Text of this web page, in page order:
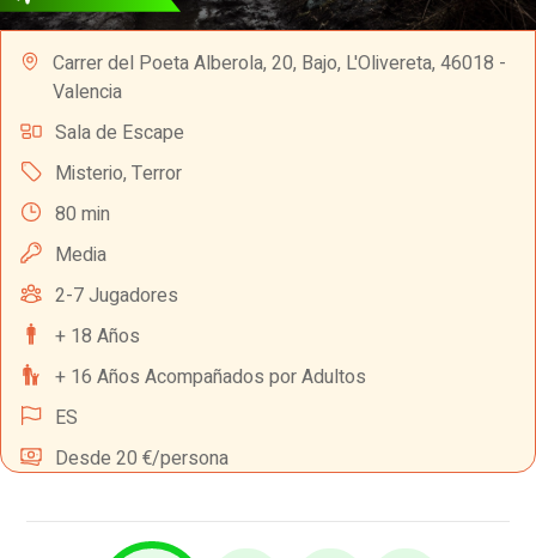
Carrer del Poeta Alberola, 20, Bajo, L'Olivereta, 46018 -
Valencia
Sala de Escape
Misterio, Terror
80 min
Media
2-7 Jugadores
+ 18 Años
+ 16 Años Acompañados por Adultos
ES
Desde 20 €/persona